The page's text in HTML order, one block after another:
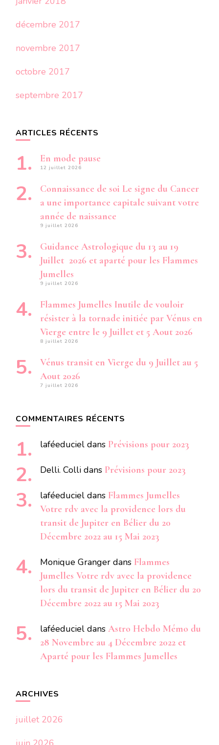
décembre 2017
novembre 2017
octobre 2017
septembre 2017
ARTICLES RÉCENTS
En mode pause
12 juillet 2026
Connaissance de soi Le signe du Cancer
a une importance capitale suivant votre
année de naissance
9 juillet 2026
Guidance Astrologique du 13 au 19
Juillet 2026 et aparté pour les Flammes
Jumelles
9 juillet 2026
Flammes Jumelles Inutile de vouloir
résister à la tornade initiée par Vénus en
Vierge entre le 9 Juillet et 5 Aout 2026
8 juillet 2026
Vénus transit en Vierge du 9 Juillet au 5
Aout 2026
7 juillet 2026
COMMENTAIRES RÉCENTS
laféeduciel dans Prévisions pour 2023
Delli. Colli dans Prévisions pour 2023
laféeduciel dans Flammes Jumelles
Votre rdv avec la providence lors du
transit de Jupiter en Bélier du 20
Décembre 2022 au 15 Mai 2023
Monique Granger dans Flammes
Jumelles Votre rdv avec la providence
lors du transit de Jupiter en Bélier du 20
Décembre 2022 au 15 Mai 2023
laféeduciel dans Astro Hebdo Mémo du
28 Novembre au 4 Décembre 2022 et
Aparté pour les Flammes Jumelles
ARCHIVES
juillet 2026